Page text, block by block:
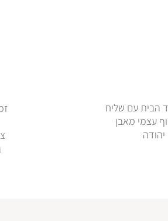
הבית עם שליח
עצמי מאבן
יהודה